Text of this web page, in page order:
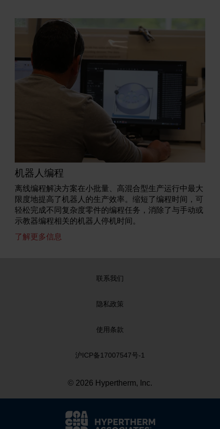
机器人编程
离线编程解决方案在小批量、高混合型生产运行中最大
限度地提高了机器人的生产效率。缩短了编程时间，可
轻松完成不同复杂度零件的编程任务，消除了与手动或
示教器编程相关的机器人停机时间。
了解更多信息
联系我们
隐私政策
使用条款
沪ICP备17007547号-1
© 2026 Hypertherm, Inc.